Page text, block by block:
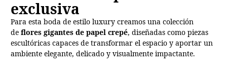
exclusiva
Para esta boda de estilo luxury creamos una colección
deflores gigantes de papel crepé, diseñadas como piezas
escultóricas capaces de transformar el espacio y aportar un
ambiente elegante, delicado y visualmente impactante.